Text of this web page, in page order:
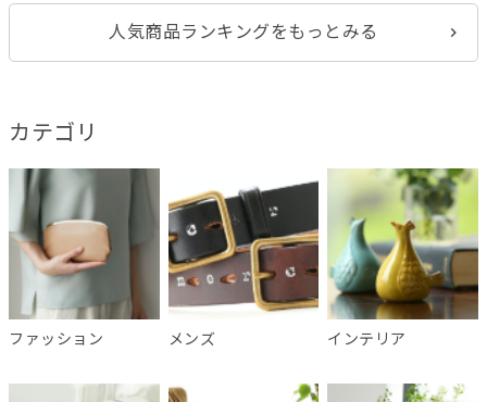
人気商品ランキングをもっとみる
カテゴリ
ファッション メンズ インテリア